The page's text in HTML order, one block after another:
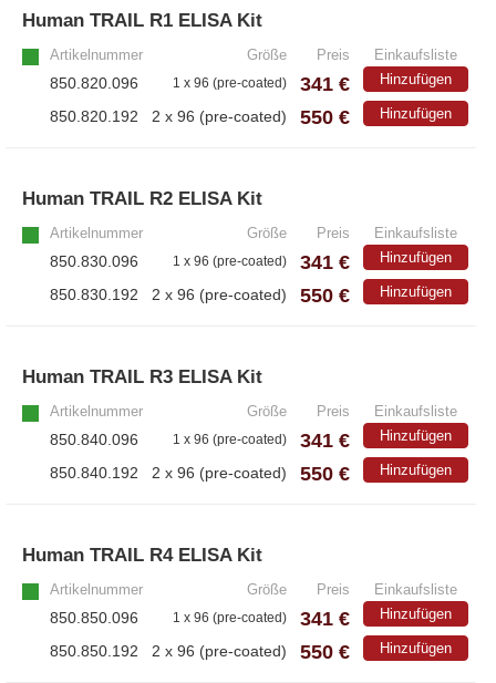
Human TRAIL R1 ELISA Kit
Artikelnummer Größe Preis Einkaufsliste
850.820.096 1 x 96 (pre-coated) 341 € Hinzufügen
850.820.192 2 x 96 (pre-coated) 550 € Hinzufügen
Human TRAIL R2 ELISA Kit
Artikelnummer Größe Preis Einkaufsliste
850.830.096 1 x 96 (pre-coated) 341 € Hinzufügen
850.830.192 2 x 96 (pre-coated) 550 € Hinzufügen
Human TRAIL R3 ELISA Kit
Artikelnummer Größe Preis Einkaufsliste
850.840.096 1 x 96 (pre-coated) 341 € Hinzufügen
850.840.192 2 x 96 (pre-coated) 550 € Hinzufügen
Human TRAIL R4 ELISA Kit
Artikelnummer Größe Preis Einkaufsliste
850.850.096 1 x 96 (pre-coated) 341 € Hinzufügen
850.850.192 2 x 96 (pre-coated) 550 € Hinzufügen